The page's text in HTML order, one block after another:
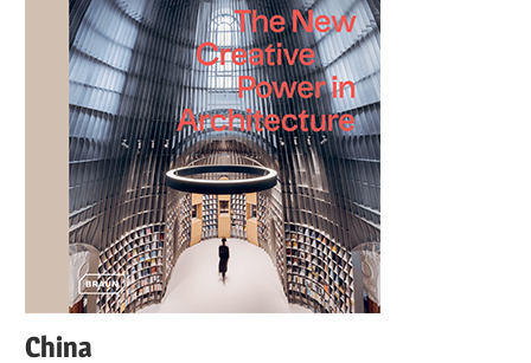
China